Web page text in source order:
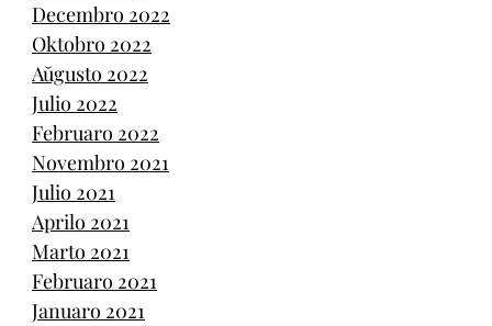
Decembro 2022
Oktobro 2022
Aŭgusto 2022
Julio 2022
Februaro 2022
Novembro 2021
Julio 2021
Aprilo 2021
Marto 2021
Februaro 2021
Januaro 2021